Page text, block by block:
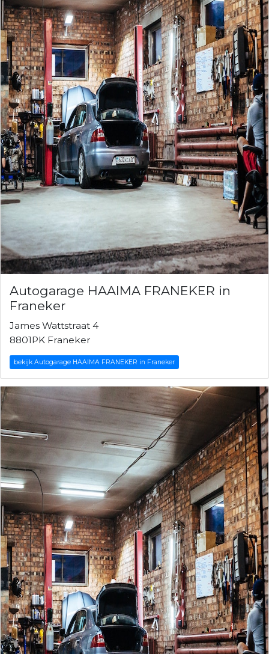
Autogarage HAAIMA FRANEKER in
Franeker
James Wattstraat 4
8801PK Franeker
bekijk Autogarage HAAIMA FRANEKER in Franeker